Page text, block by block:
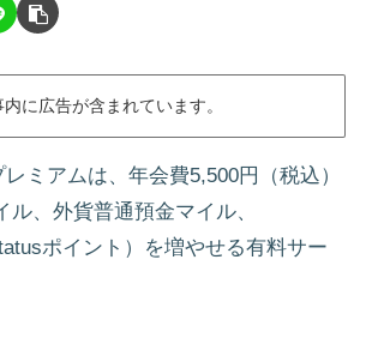
内に広告が含まれています。
ミアムは、年会費5,500円（税込）
ル、外貨普通預金マイル、
ポイント）を増やせる有料サー